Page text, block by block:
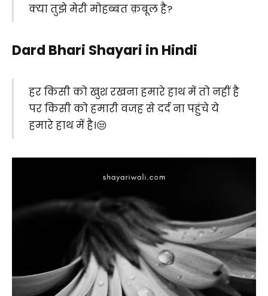
क्या तुझे मेरी मोहब्बत क़बूल है?
Dard Bhari Shayari in Hindi
हर किसी कोखुशरखना हमारे हाथ में तो नहीं है
पर किसी को हमारी वजह सेदर्दना पहुंचे ये
हमारे हाथ में है।😒